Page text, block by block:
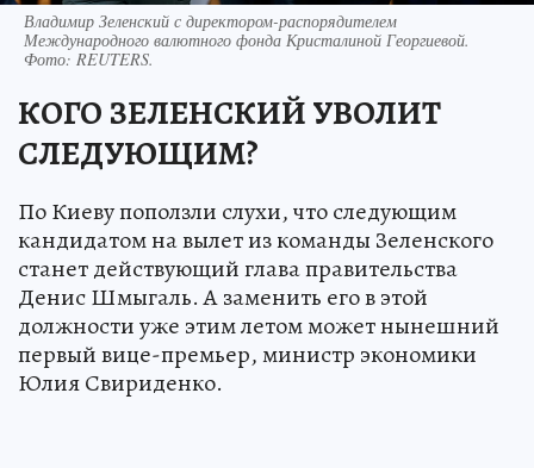
Владимир Зеленский с директором-распорядителем
Международного валютного фонда Кристалиной Георгиевой.
Фото: REUTERS.
КОГО ЗЕЛЕНСКИЙ УВОЛИТ
СЛЕДУЮЩИМ?
По Киеву поползли слухи, что следующим
кандидатом на вылет из команды Зеленского
станет действующий глава правительства
Денис Шмыгаль. А заменить его в этой
должности уже этим летом может нынешний
первый вице-премьер, министр экономики
Юлия Свириденко.